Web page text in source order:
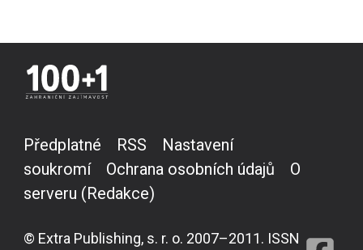
Předplatné RSS
Nastavení
soukromí
Ochrana osobních údajů
O
serveru (Redakce)
© Extra Publishing, s. r. o. 2007–2011. ISSN